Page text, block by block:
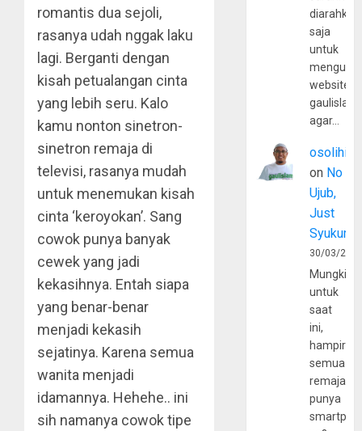
romantis dua sejoli,
rasanya udah nggak laku
lagi. Berganti dengan
kisah petualangan cinta
yang lebih seru. Kalo
kamu nonton sinetron-
sinetron remaja di
televisi, rasanya mudah
untuk menemukan kisah
cinta ‘keroyokan’. Sang
cowok punya banyak
cewek yang jadi
kekasihnya. Entah siapa
yang benar-benar
menjadi kekasih
sejatinya. Karena semua
wanita menjadi
idamannya. Hehehe.. ini
sih namanya cowok tipe
diarahkan
saja
untuk
website
agar…
osolihin
on No
Ujub,
Just
Syukur
30/03/
Mungkin
untuk
saat
ini,
hampir
semua
remaja
punya